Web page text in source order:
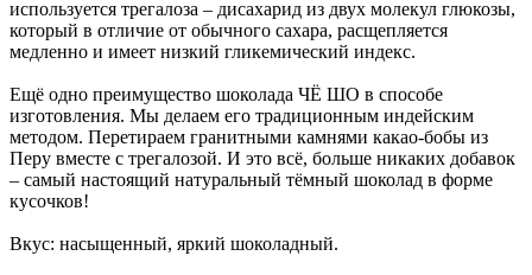
используется трегалоза – дисахарид из двух молекул глюкозы,
который в отличие от обычного сахара, расщепляется
медленно и имеет низкий гликемический индекс.
Ещё одно преимущество шоколада ЧЁ ШО в способе
изготовления. Мы делаем его традиционным индейским
методом. Перетираем гранитными камнями какао-бобы из
Перу вместе с трегалозой. И это всё, больше никаких добавок
– самый настоящий натуральный тёмный шоколад в форме
кусочков!
Вкус: насыщенный, яркий шоколадный.